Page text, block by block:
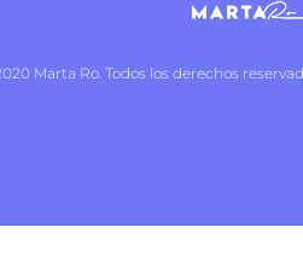
Marta Ro. Todos los derechos